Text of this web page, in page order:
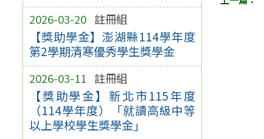
2026-03-20 註冊組
【獎助學金】澎湖縣114學年度
第2學期清寒優秀學生獎學金
2026-03-11 註冊組
【獎助學金】新北市115年度
（114學年度）「就讀高級中等
以上學校學生獎學金」